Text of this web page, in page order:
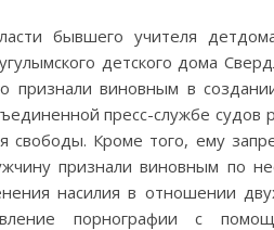
бывшего учителя
детского дома
признали виновным в
пресс-службе судов
свободы. Кроме того, ему
признали виновным по
насилия в отношении
порнографии с